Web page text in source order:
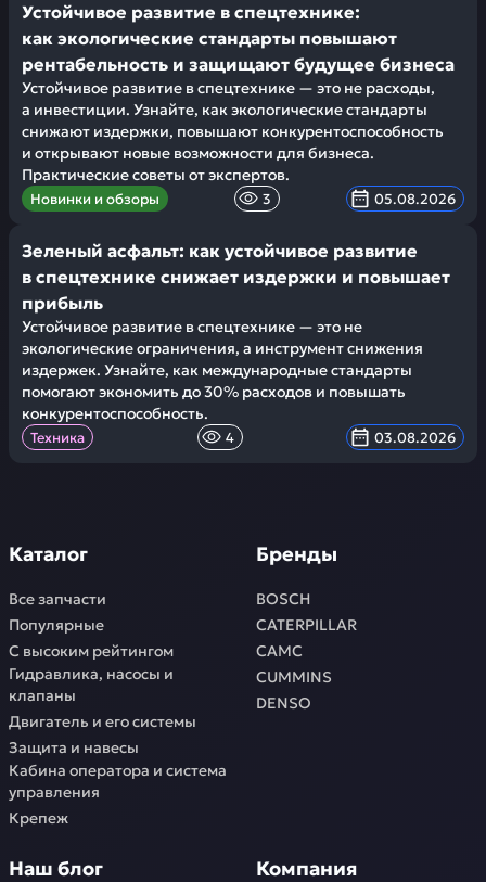
Устойчивое развитие в спецтехнике:
как экологические стандарты повышают
рентабельность и защищают будущее бизнеса
Устойчивое развитие в спецтехнике — это не расходы,
а инвестиции. Узнайте, как экологические стандарты
снижают издержки, повышают конкурентоспособность
и открывают новые возможности для бизнеса.
Практические советы от экспертов.
Новинки и обзоры 3 05.08.2026
Зеленый асфальт: как устойчивое развитие
в спецтехнике снижает издержки и повышает
прибыль
Устойчивое развитие в спецтехнике — это не
экологические ограничения, а инструмент снижения
издержек. Узнайте, как международные стандарты
помогают экономить до 30% расходов и повышать
конкурентоспособность.
Техника 4 03.08.2026
Каталог
Все запчасти
Популярные
С высоким рейтингом
Гидравлика, насосы и
клапаны
Двигатель и его системы
Защита и навесы
Кабина оператора и система
управления
Крепеж
Бренды
BOSCH
CATERPILLAR
CAMC
CUMMINS
DENSO
Наш блог Компания